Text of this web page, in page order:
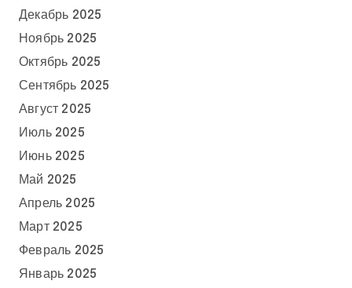
Декабрь 2025
Ноябрь 2025
Октябрь 2025
Сентябрь 2025
Август 2025
Июль 2025
Июнь 2025
Май 2025
Апрель 2025
Март 2025
Февраль 2025
Январь 2025